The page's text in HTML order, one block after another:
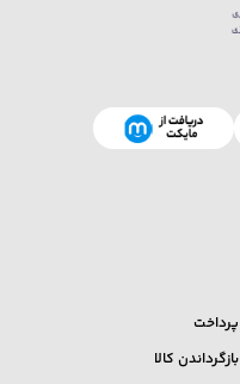
1,109,000 تومان
کالا